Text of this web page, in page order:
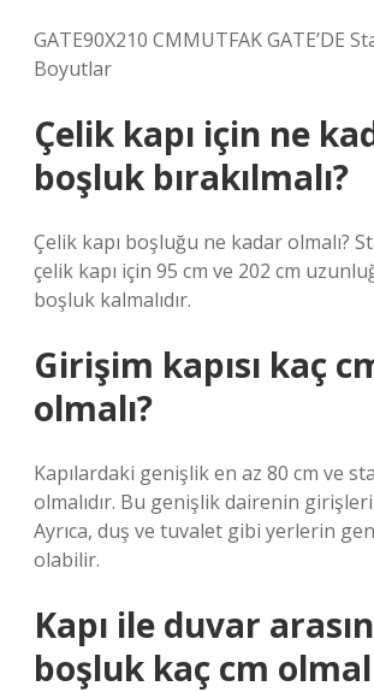
GATE90X210 CMMUTFAK GATE’DE
Boyutlar
Çelik kapı için ne
boşluk bırakılmalı?
Çelik kapı boşluğu ne kadar olmalı?
çelik kapı için 95 cm ve 202 cm
boşluk kalmalıdır.
Girişim kapısı kaç
olmalı?
Kapılardaki genişlik en az 80 cm ve
olmalıdır. Bu genişlik dairenin
Ayrıca, duş ve tuvalet gibi yerlerin
olabilir.
Kapı ile duvar
boşluk kaç cm